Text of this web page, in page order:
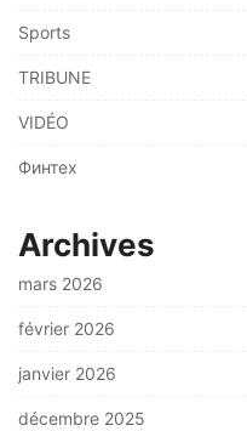
Sports
TRIBUNE
VIDÉO
Финтех
Archives
mars 2026
février 2026
janvier 2026
décembre 2025